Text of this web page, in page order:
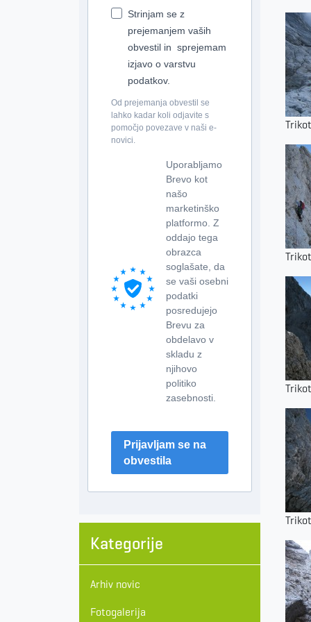
Trikot
Trikot
Trikot
Trikot
Strinjam se z
prejemanjem vaših
obvestil in sprejemam
izjavo o varstvu
podatkov.
Od prejemanja obvestil se
lahko kadar koli odjavite s
pomočjo povezave v naši e-
novici.
Uporabljamo
Brevo kot
našo
marketinško
platformo. Z
oddajo tega
obrazca
soglašate, da
se vaši osebni
podatki
posredujejo
Brevu za
obdelavo v
skladu z
njihovo
politiko
zasebnosti.
Prijavljam se na
obvestila
Kategorije
Arhiv novic
Fotogalerija